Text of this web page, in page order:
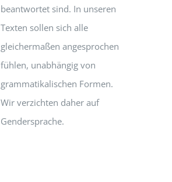
beantwortet sind. In unseren
Texten sollen sich alle
gleichermaßen angesprochen
fühlen, unabhängig von
grammatikalischen Formen.
Wir verzichten daher auf
Gendersprache.